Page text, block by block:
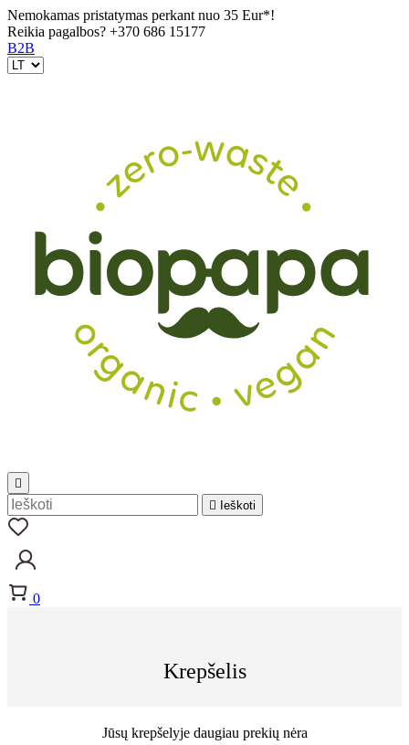
Nemokamas pristatymas perkant nuo 35 Eur*!
Reikia pagalbos? +370 686 15177
B2B


Ieškoti
0
Krepšelis
Jūsų krepšelyje daugiau prekių nėra